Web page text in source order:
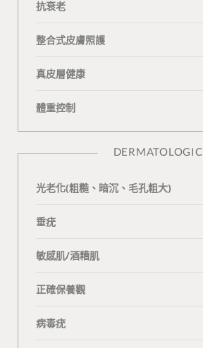
抗衰老
整合式皮膚照護
真皮層健康
體重控制
DERMATOLOGIC
光老化(粗糙、暗沉、毛孔粗大)
垂疣
敏感肌/酒糟肌
正確保養觀
病毒疣